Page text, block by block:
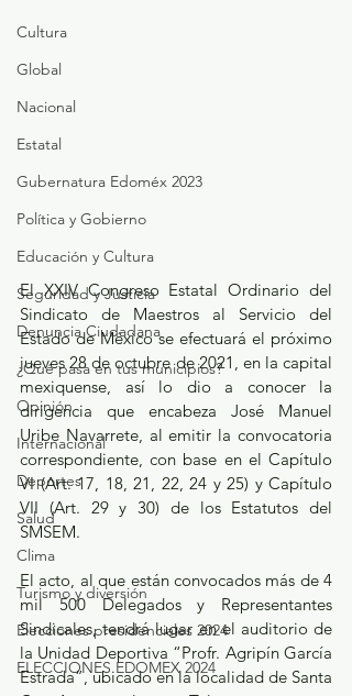
Cultura
Global
Nacional
Estatal
Gubernatura Edoméx 2023
Política y Gobierno
Educación y Cultura
Seguridad y Justicia
Denuncia Ciudadana
¿Qué pasa en tus municipios?
Opinión
Internacional
Deportes
Salud
Clima
Turismo y diversión
Elecciones presidenciales 2024
ELECCIONES EDOMEX 2024
El XXIV Congreso Estatal Ordinario del
Sindicato de Maestros al Servicio del
Estado de México se efectuará el próximo
jueves 28 de octubre de 2021, en la capital
mexiquense, así lo dio a conocer la
dirigencia que encabeza José Manuel
Uribe Navarrete, al emitir la convocatoria
correspondiente, con base en el Capítulo
VI (Art. 17, 18, 21, 22, 24 y 25) y Capítulo
VII (Art. 29 y 30) de los Estatutos del
SMSEM.
El acto, al que están convocados más de 4
mil 500 Delegados y Representantes
Sindicales, tendrá lugar en el auditorio de
la Unidad Deportiva “Profr. Agripín García
Estrada”, ubicado en la localidad de Santa